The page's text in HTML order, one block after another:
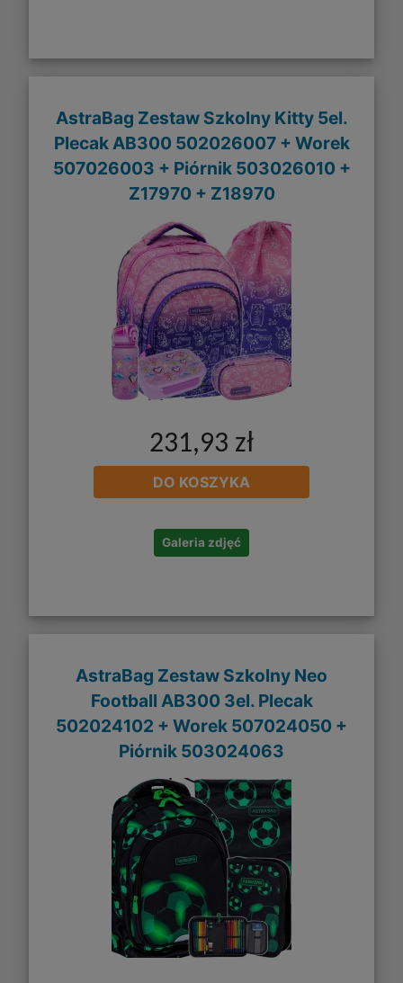
AstraBag Zestaw Szkolny Kitty 5el.
Plecak AB300 502026007 + Worek
507026003 + Piórnik 503026010 +
Z17970 + Z18970
231,93 zł
DO KOSZYKA
Galeria zdjęć
AstraBag Zestaw Szkolny Neo
Football AB300 3el. Plecak
502024102 + Worek 507024050 +
Piórnik 503024063